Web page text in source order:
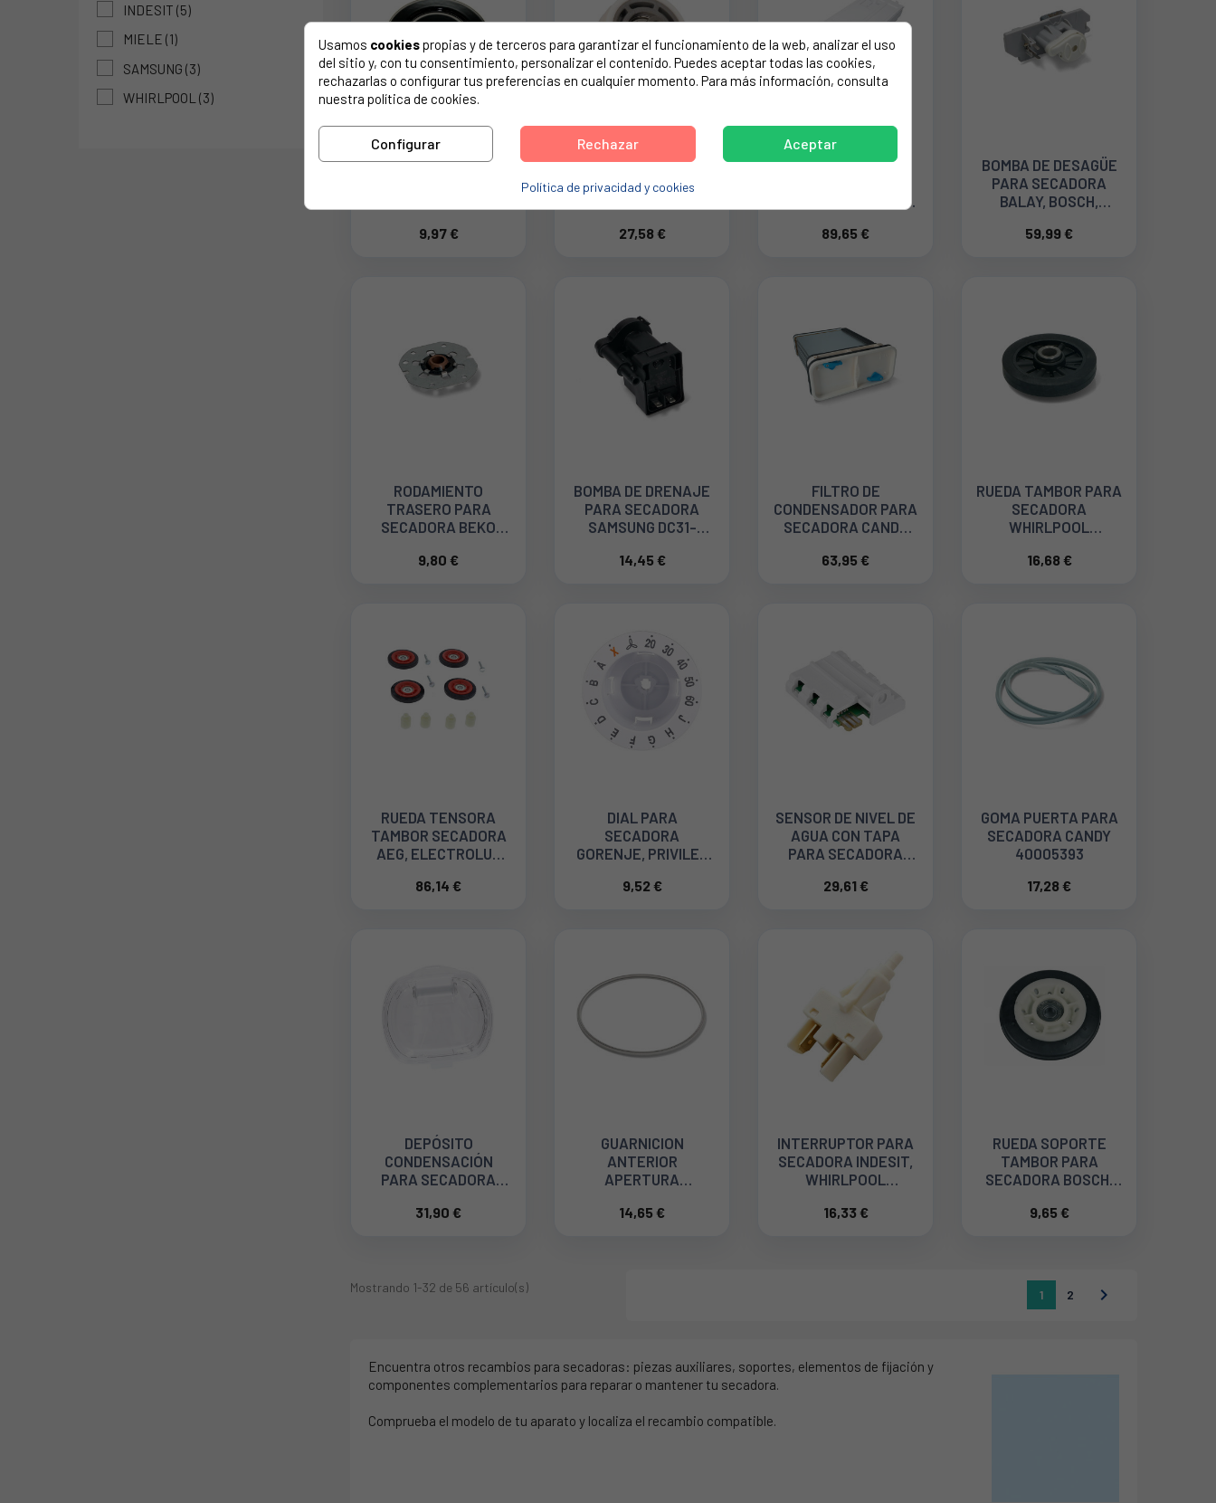
INDESIT (5)
MIELE (1)
SAMSUNG (3)
WHIRLPOOL (3)
TAPETA QUEMADOR
9,97 €
RODILLO TENSOR
PARA SECADORA
WHIRLPOOL
27,58 €
RECIPIENTE DE
SIEMENS 00707089
89,65 €
BOMBA DE DESAGÜE
PARA SECADORA
BALAY, BOSCH,
59,99 €
RODAMIENTO
TRASERO PARA
SECADORA BEKO
9,80 €
BOMBA DE DRENAJE
PARA SECADORA
SAMSUNG DC31-
14,45 €
FILTRO DE
CONDENSADOR PARA
SECADORA CANDY
63,95 €
RUEDA TAMBOR PARA
SECADORA
WHIRLPOOL
16,68 €
RUEDA TENSORA
TAMBOR SECADORA
AEG, ELECTROLUX
86,14 €
DIAL PARA
SECADORA
GORENJE, PRIVILEG
9,52 €
SENSOR DE NIVEL DE
AGUA CON TAPA
PARA SECADORA
C00628635
29,61 €
GOMA PUERTA PARA
SECADORA CANDY
40005393
17,28 €
DEPÓSITO
CONDENSACIÓN
PARA SECADORA
31,90 €
GUARNICION
ANTERIOR
APERTURA
140066097019
14,65 €
INTERRUPTOR PARA
SECADORA INDESIT,
WHIRLPOOL
16,33 €
RUEDA SOPORTE
TAMBOR PARA
SECADORA BOSCH,
9,65 €
Mostrando 1-32 de 56 artículo(s) 1 2 
Encuentra otros recambios para secadoras: piezas auxiliares, soportes, elementos de fijación y
componentes complementarios para reparar o mantener tu secadora.
Comprueba el modelo de tu aparato y localiza el recambio compatible.
Usamos cookiespropias y de terceros para garantizar el funcionamiento de la web, analizar el uso
del sitio y, con tu consentimiento, personalizar el contenido. Puedes aceptar todas las cookies,
rechazarlas o configurar tus preferencias en cualquier momento. Para más información, consulta
nuestra política de cookies.
Configurar Rechazar Aceptar
Política de privacidad y cookies